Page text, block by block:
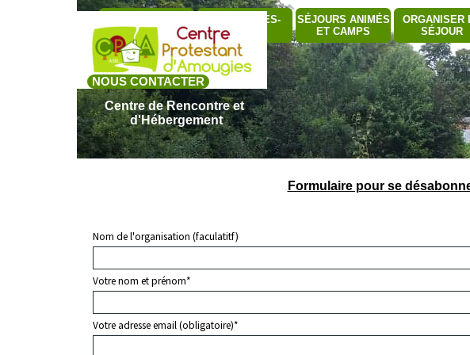
Aller au contenu
Sauter le menu
BÂTIMENTS
QUI SOMMES-
NOUS ?
▼
SÉJOURS ANIMÉS
ET CAMPS
▼
ORGANISER
SÉJOUR
NOUS CONTACTER
Centre de Rencontre et
d'Hébergement
Formulaire pour se
Nom de l'organisation (faculatitf)
Votre nom et prénom*
Votre adresse email (obligatoire)*